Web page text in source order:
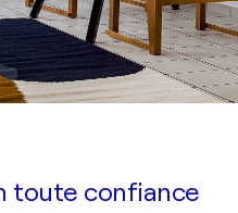
toute confiance